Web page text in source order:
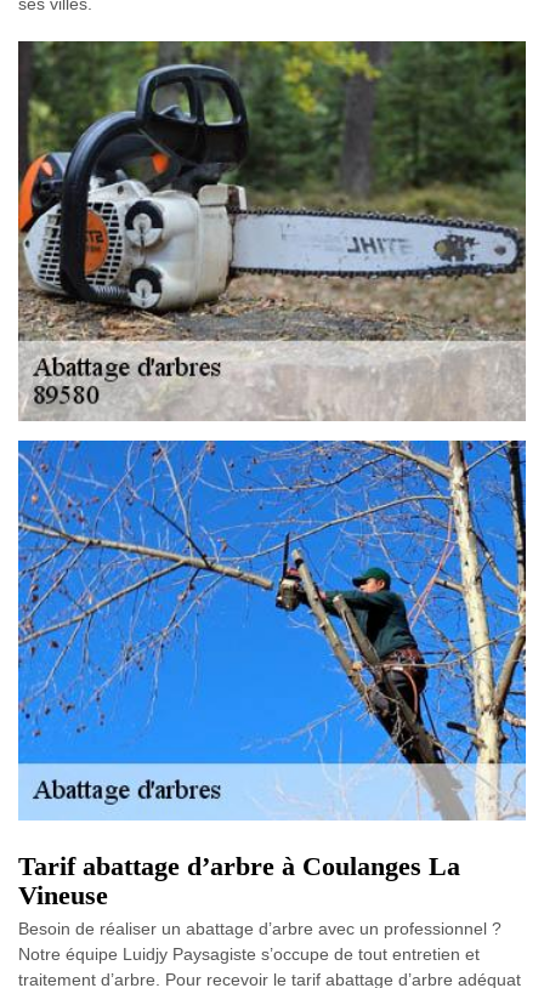
Tarif abattage d’arbre à Coulanges La
Vineuse
Besoin de réaliser un abattage d’arbre avec un professionnel ?
Notre équipe Luidjy Paysagiste s’occupe de tout entretien et
traitement d’arbre. Pour recevoir le tarif abattage d’arbre adéquat